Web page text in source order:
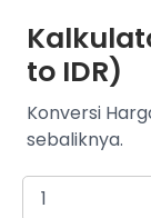
to IDR)
Konversi
sebaliknya.